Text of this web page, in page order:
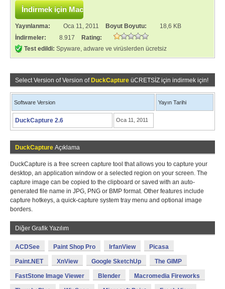
Yayınlanma: Oca 11, 2011 Boyut Boyutu:
18,6 KB
İndirmeler:
8.917
Rating:
Test edildi: Spyware, adware ve virüslerden ücretsiz
Select Version of Version of DuckCapture üCRETSİZ için indirmek için!
Software Version Yayın Tarihi
DuckCapture 2.6 Oca 11, 2011
DuckCapture Açıklama
DuckCapture is a free screen capture tool that allows you to capture your
desktop, an application window or a selected region on your screen. The
capture image can be copied to the clipboard or saved with an auto-
generated file name in JPG, PNG or BMP format. Other features include
capture hotkeys, a quick-capture system tray menu and optional image
borders.
Diğer Grafik Yazılım
ACDSee Paint Shop Pro IrfanView Picasa
Paint.NET XnView Google SketchUp The GIMP
FastStone Image Viewer Blender Macromedia Fireworks